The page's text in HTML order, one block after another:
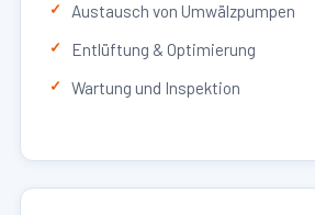
Austausch von Umwälzpumpen
Entlüftung & Optimierung
Wartung und Inspektion